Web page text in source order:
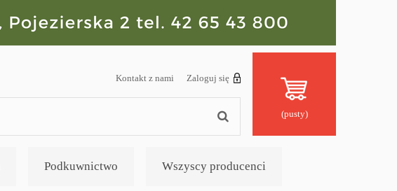
Zaloguj się
Kontakt z nami
(pusty)
Podkuwnictwo Wszyscy producenci